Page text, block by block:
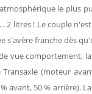
le plus
2 litres ! Le couple
s'avère franche dès
vue comportement,
Transaxle (moteur
avant, 50 % arrière).